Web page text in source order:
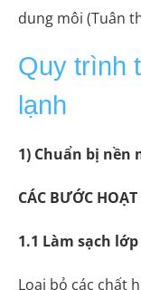
dung môi (Tuân
Quy trình
lạnh
1) Chuẩn bị nền
CÁC BƯỚC
1.1 Làm sạch
Loại bỏ các chất